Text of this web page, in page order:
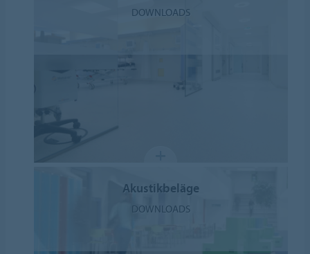
DOWNLOADS
Akustikbeläge
DOWNLOADS